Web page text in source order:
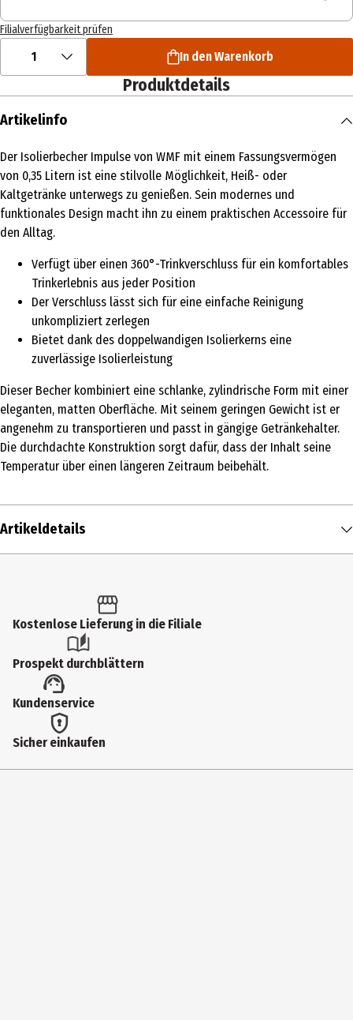
Filialverfügbarkeit prüfen
1 In den Warenkorb
Produktdetails
Artikelinfo
Der Isolierbecher Impulse von WMF mit einem Fassungsvermögen
von 0,35 Litern ist eine stilvolle Möglichkeit, Heiß- oder
Kaltgetränke unterwegs zu genießen. Sein modernes und
funktionales Design macht ihn zu einem praktischen Accessoire für
den Alltag.
Verfügt über einen 360°-Trinkverschluss für ein komfortables
Trinkerlebnis aus jeder Position
Der Verschluss lässt sich für eine einfache Reinigung
unkompliziert zerlegen
Bietet dank des doppelwandigen Isolierkerns eine
zuverlässige Isolierleistung
Dieser Becher kombiniert eine schlanke, zylindrische Form mit einer
eleganten, matten Oberfläche. Mit seinem geringen Gewicht ist er
angenehm zu transportieren und passt in gängige Getränkehalter.
Die durchdachte Konstruktion sorgt dafür, dass der Inhalt seine
Temperatur über einen längeren Zeitraum beibehält.
Artikeldetails
Produkttyp
Isolierbecher
Sonderfunktion
360° Trinköffnung, auslaufsicherer Verschluss
Fassungsvermögen
Kostenlose Lieferung in die Filiale
Prospekt durchblättern
Kundenservice
Sicher einkaufen